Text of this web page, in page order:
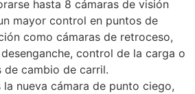
hasta 8 cámaras de visión
mayor control en puntos de
como cámaras de retroceso,
control de la carga o
de cambio de carril.
la nueva cámara de punto ciego,